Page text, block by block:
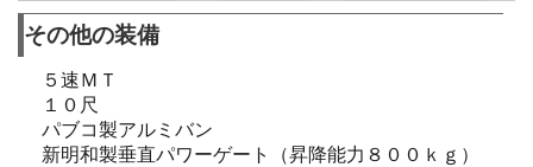
その他の装備
５速ＭＴ
１０尺
パブコ製アルミバン
新明和製垂直パワーゲート（昇降能力８００ｋｇ）